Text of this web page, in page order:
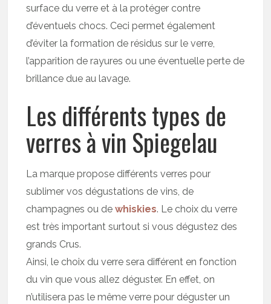
surface du verre et à la protéger contre
d’éventuels chocs. Ceci permet également
d’éviter la formation de résidus sur le verre,
l’apparition de rayures ou une éventuelle perte de
brillance due au lavage.
Les différents types de
verres à vin Spiegelau
La marque propose différents verres pour
sublimer vos dégustations de vins, de
champagnes ou dewhiskies. Le choix du verre
est très important surtout si vous dégustez des
grands Crus.
Ainsi, le choix du verre sera différent en fonction
du vin que vous allez déguster. En effet, on
n’utilisera pas le même verre pour déguster un